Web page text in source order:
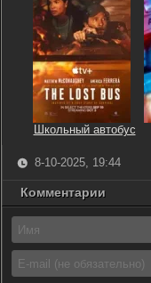
Школьный автобус
8-10-2025, 19:44
Комментарии